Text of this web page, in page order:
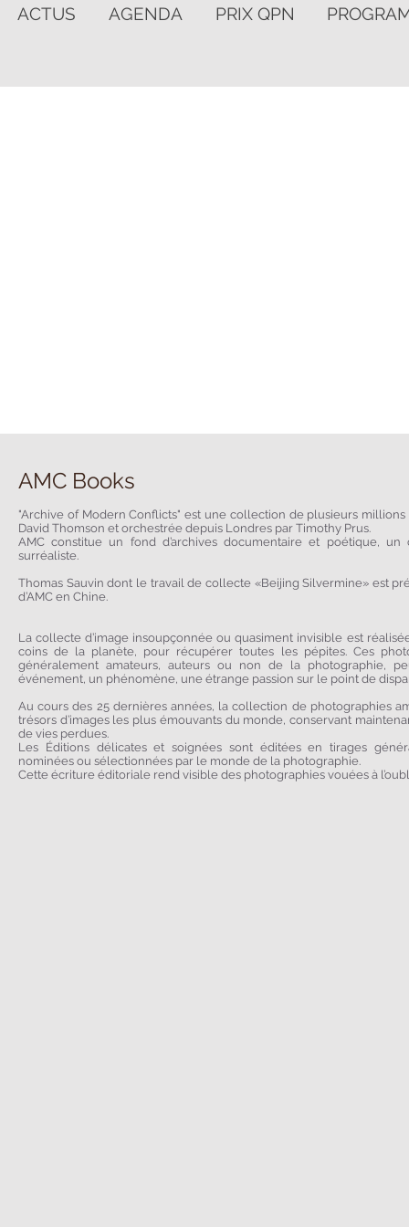
ACTUS AGENDA PRIX QPN
AMC Books
"Archive of Modern Conflicts" est une collection de plusieurs
David Thomson et orchestrée depuis Londres par Timothy Prus.
AMC constitue un fond d’archives documentaire et poétique,
surréaliste.
Thomas Sauvin dont le travail de collecte «Beijing Silvermine» est
d’AMC en Chine.
La collecte d’image insoupçonnée ou quasiment invisible est
coins de la planète, pour récupérer toutes les pépites. Ces
généralement amateurs, auteurs ou non de la photographie,
événement, un phénomène, une étrange passion sur le point de
Au cours des 25 dernières années, la collection de photographies
trésors d’images les plus émouvants du monde, conservant
de vies perdues.
Les Éditions délicates et soignées sont éditées en tirages
nominées ou sélectionnées par le monde de la photographie.
Cette écriture éditoriale rend visible des photographies vouées à